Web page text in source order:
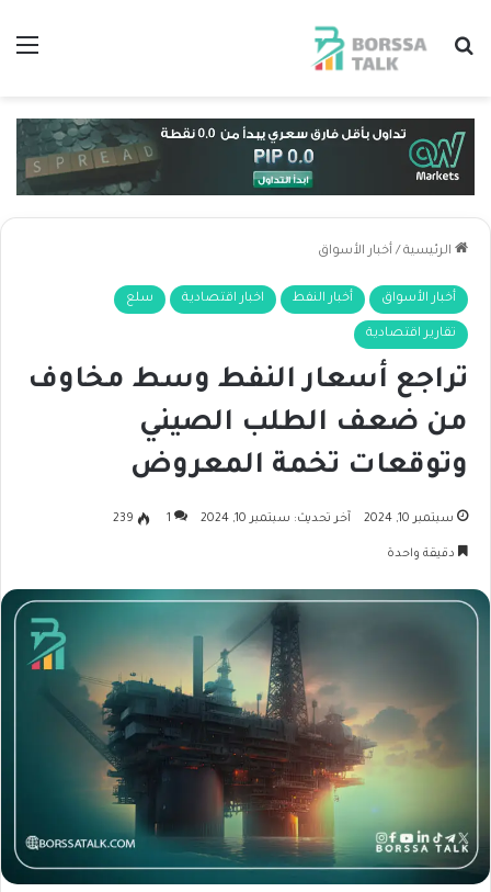
بحث عن
الرئيسية / أخبار الأسواق
أخبار الأسواق أخبار النفط اخبار اقتصادية سلع
تقارير اقتصادية
تراجع أسعار النفط وسط مخاوف
من ضعف الطلب الصيني
وتوقعات تخمة المعروض
سبتمبر 10, 2024 آخر تحديث: سبتمبر 10, 2024 1
239
دقيقة واحدة